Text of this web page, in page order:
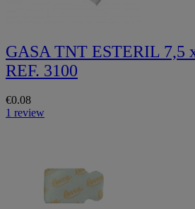
GASA TNT ESTERIL 7,5
REF. 3100
€0.08
1 review